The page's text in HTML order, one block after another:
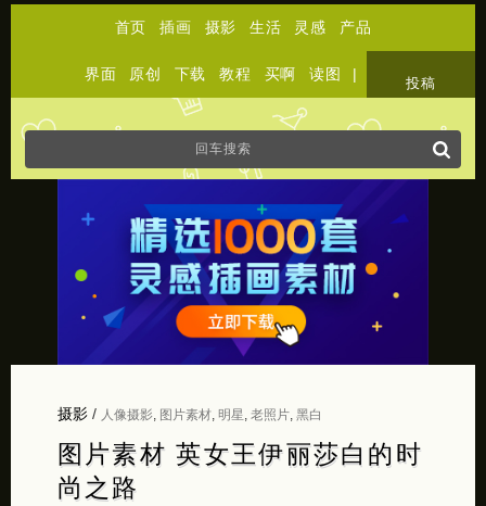
首页 插画 摄影 生活 灵感 产品
界面 原创 下载 教程 买啊 读图 |
投稿
摄影/ 人像摄影, 图片素材, 明星 老照片, 黑白
图片素材 英女王伊丽莎白的时
尚之路